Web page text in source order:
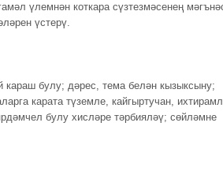
үлемнән коткара сүзтезмәсенең
үстерү.
караш булу; дәрес, тема белән кызыксыну;
карата түземле, кайгыртучан,
булу хисләре тәрбияләү; сөйләмне